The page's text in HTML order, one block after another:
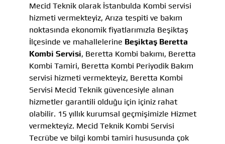
Mecid Teknik olarak İstanbulda Kombi servisi
hizmeti vermekteyiz, Arıza tespiti ve bakım
noktasında ekonomik fiyatlarımızla Beşiktaş
İlçesinde ve mahallelerine Beşiktaş Beretta
Kombi Servisi, Beretta Kombi bakımı, Beretta
Kombi Tamiri, Beretta Kombi Periyodik Bakım
servisi hizmeti vermekteyiz, Beretta Kombi
Servisi Mecid Teknik güvencesiyle alınan
hizmetler garantili olduğu için içiniz rahat
olabilir. 15 yıllık kurumsal geçmişimizle Hizmet
vermekteyiz. Mecid Teknik Kombi Servisi
Tecrübe ve bilgi kombi tamiri hususunda çok